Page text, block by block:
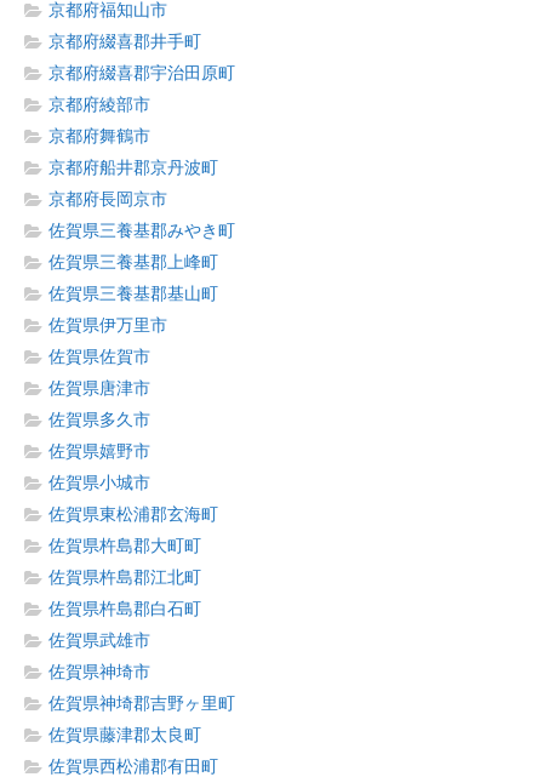
京都府福知山市
京都府綴喜郡井手町
京都府綴喜郡宇治田原町
京都府綾部市
京都府舞鶴市
京都府船井郡京丹波町
京都府長岡京市
佐賀県三養基郡みやき町
佐賀県三養基郡上峰町
佐賀県三養基郡基山町
佐賀県伊万里市
佐賀県佐賀市
佐賀県唐津市
佐賀県多久市
佐賀県嬉野市
佐賀県小城市
佐賀県東松浦郡玄海町
佐賀県杵島郡大町町
佐賀県杵島郡江北町
佐賀県杵島郡白石町
佐賀県武雄市
佐賀県神埼市
佐賀県神埼郡吉野ヶ里町
佐賀県藤津郡太良町
佐賀県西松浦郡有田町